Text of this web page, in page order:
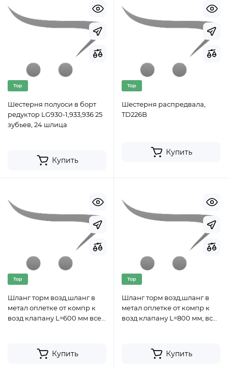
Top
Шестерня полуоси в борт
редуктор LG930-1,933,936 25
зубьев, 24 шлица
Купить
Top
Шестерня распредвала,
TD226B
Купить
Top
Шланг торм возд,шланг в
метал оплетке от компр к
возд клапану L=600 мм все
Купить
Top
Шланг торм возд,шланг в
метал оплетке от компр к
возд клапану L=800 мм, все
Купить